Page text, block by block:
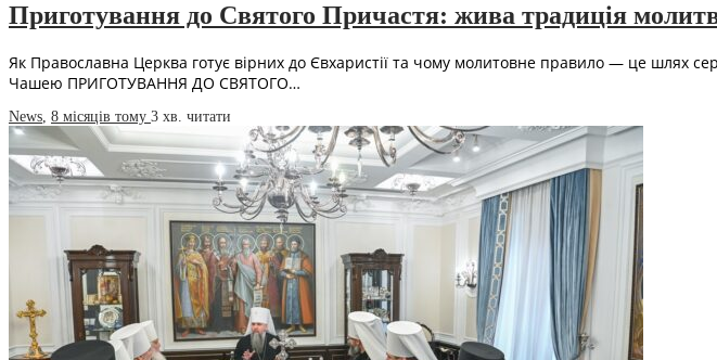
Приготування до Святого Причастя: жива традиція
Як Православна Церква готує вірних до Євхаристії та чому молитовне правило — це шлях
Чашею ПРИГОТУВАННЯ ДО СВЯТОГО…
News, 8 місяців тому 3 хв. читати